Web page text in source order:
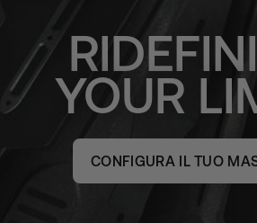
YOUR
CONFIGURA IL TUO